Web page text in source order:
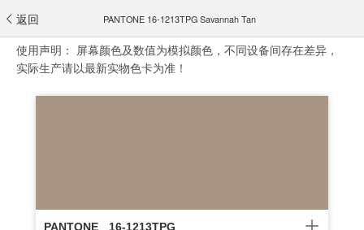
返回 PANTONE 16-1213TPG Savannah Tan
使用声明： 屏幕颜色及数值为模拟颜色，不同设备间存在差异，
实际生产请以最新实物色卡为准！
PANTONE
16-1213TPG